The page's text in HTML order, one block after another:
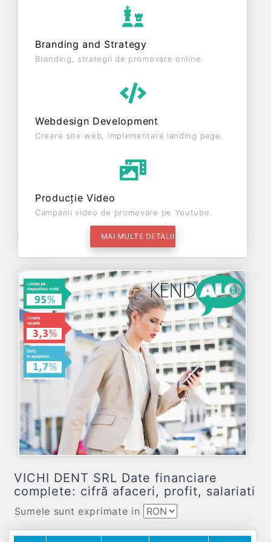
Branding and Strategy
Branding, strategii de promovare online.
Webdesign Development
Creare site web, implementare landing page.
Producție Video
Campanii video de promovare pe Youtube.
MAI MULTE DETALII
VICHI DENT SRL Date financiare
complete: cifră afaceri, profit, salariati
Sumele sunt exprimate in